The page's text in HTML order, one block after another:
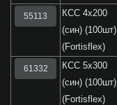
55113
КСС 4х200
(син) (100шт)
(Fortisflex)
61332
КСС 5х300
(син) (100шт)
(Fortisflex)